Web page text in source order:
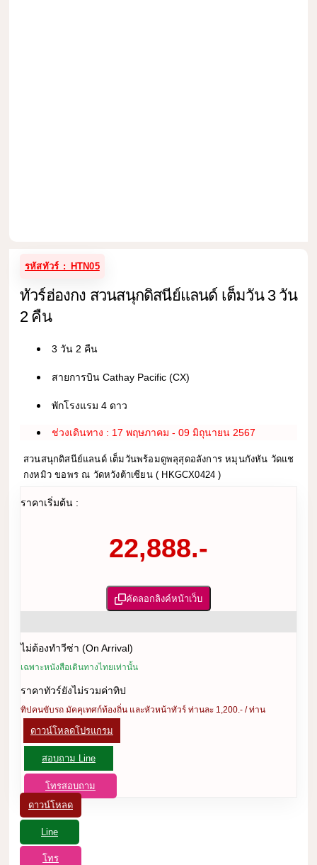
รหัสทัวร์ : HTN05
ทัวร์ฮ่องกง สวนสนุกดิสนีย์แลนด์ เต็มวัน 3 วัน
2 คืน
3 วัน 2 คืน
สายการบิน Cathay Pacific (CX)
พักโรงแรม 4 ดาว
ช่วงเดินทาง : 17 พฤษภาคม - 09 มิถุนายน 2567
สวนสนุกดิสนีย์แลนด์ เต็มวันพร้อมดูพลุสุดอลังการ หมุนกังหัน วัดแช
กงหมิว ขอพร ณ วัดหวังต้าเซียน ( HKGCX0424 )
ราคาเริ่มต้น :
22,888.-
คัดลอกลิงค์หน้าเว็บ
ไม่ต้องทำวีซ่า (On Arrival)
เฉพาะหนังสือเดินทางไทยเท่านั้น
ราคาทัวร์ยังไม่รวมค่าทิป
ทิปคนขับรถ มัคคุเทศก์ท้องถิ่น และหัวหน้าทัวร์ ท่านละ 1,200.- / ท่าน
ดาวน์โหลดโปรแกรม
สอบถาม Line
โทรสอบถาม
ดาวน์โหลด
Line
โทร